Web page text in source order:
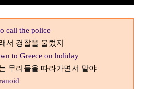
call the police
서 경찰을 불렀지
to Greece on holiday
무리들을 따라가면서 말야